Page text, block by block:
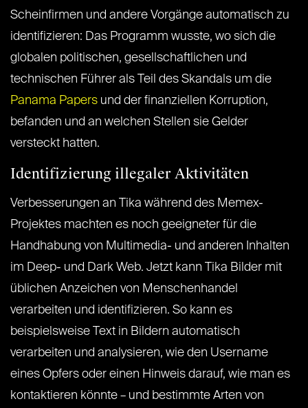
Scheinfirmen und andere Vorgänge automatisch zu
identifizieren: Das Programm wusste, wo sich die
globalen politischen, gesellschaftlichen und
technischen Führer als Teil des Skandals um die
Panama Papers und der finanziellen Korruption,
befanden und an welchen Stellen sie Gelder
versteckt hatten.
Identifizierung illegaler Aktivitäten
Verbesserungen an Tika während des Memex-
Projektes machten es noch geeigneter für die
Handhabung von Multimedia- und anderen Inhalten
im Deep- und Dark Web. Jetzt kann Tika Bilder mit
üblichen Anzeichen von Menschenhandel
verarbeiten und identifizieren. So kann es
beispielsweise Text in Bildern automatisch
verarbeiten und analysieren, wie den Username
eines Opfers oder einen Hinweis darauf, wie man es
kontaktieren könnte – und bestimmte Arten von